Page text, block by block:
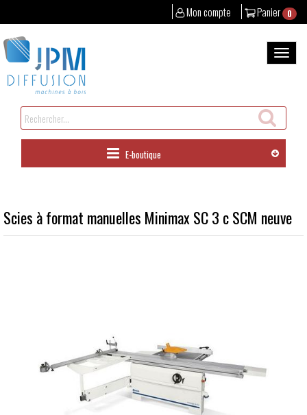
Panier 0
Mon compte
au
contenu
la
Rechercher
un
produit
E-boutique
Scies à format manuelles Minimax SC 3 c SCM neuve